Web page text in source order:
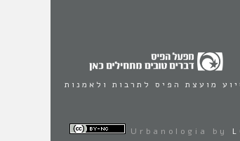
מועצת הפיס לתרבות ולאמנות
Urbanologia by